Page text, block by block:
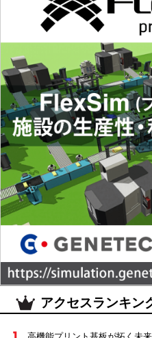
アクセスランキン